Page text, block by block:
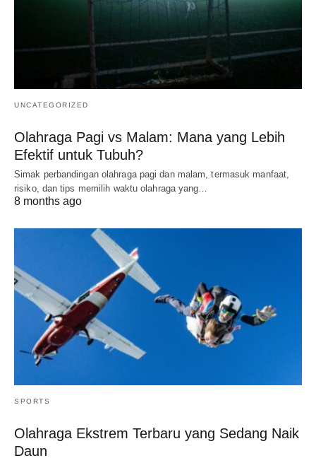
UNCATEGORIZED
Olahraga Pagi vs Malam: Mana yang Lebih
Efektif untuk Tubuh?
Simak perbandingan olahraga pagi dan malam, termasuk manfaat,
risiko, dan tips memilih waktu olahraga yang…
8 months ago
SPORTS
Olahraga Ekstrem Terbaru yang Sedang Naik
Daun